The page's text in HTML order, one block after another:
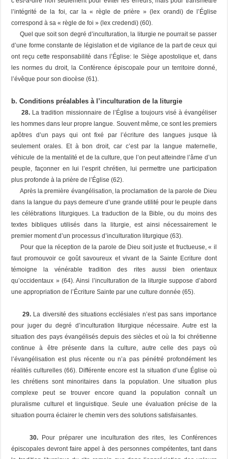
l’intégrité de la foi, car la « règle de prière » (lex orandi) de l’Église
correspond à sa « règle de foi » (lex credendi) (60).
Quel que soit son degré d’inculturation, la liturgie ne pourrait se passer
d’une forme constante de législation et de vigilance de la part de ceux qui
ont reçu cette responsabilité dans l’Église: le Siège apostolique et, dans
les normes du droit, la Conférence épiscopale pour un territoire donné,
l’évêque pour son diocèse (61).
b. Conditions préalables à l’inculturation de la liturgie
28. La tradition missionnaire de l’Église a toujours visé à évangéliser
les hommes dans leur propre langue. Souvent même, ce sont les premiers
apôtres d’un pays qui ont fixé par l’écriture des langues jusque là
seulement orales. Et à bon droit, car c’est par la langue maternelle,
véhicule de la mentalité et de la culture, que l’on peut atteindre l’âme d’un
peuple, façonner en lui l’esprit chrétien, lui permettre une participation
plus profonde à la prière de l’Église (62).
Après la première évangélisation, la proclamation de la parole de Dieu
dans la langue du pays demeure d’une grande utilité pour le peuple dans
les célébrations liturgiques. La traduction de la Bible, ou du moins des
textes bibliques utilisés dans la liturgie, est ainsi nécessairement le
premier moment d’un processus d’inculturation liturgique (63).
Pour que la réception de la parole de Dieu soit juste et fructueuse, « il
faut promouvoir ce goût savoureux et vivant de la Sainte Ecriture dont
témoigne la vénérable tradition des rites aussi bien orientaux
qu’occidentaux » (64). Ainsi l’inculturation de la liturgie suppose d’abord
une appropriation de l’Écriture Sainte par une culture donnée (65).
29. La diversité des situations ecclésiales n’est pas sans importance
pour juger du degré d’inculturation liturgique nécessaire. Autre est la
situation des pays évangélisés depuis des siècles et où la foi chrétienne
continue à être présente dans la culture, autre celle des pays où
l’évangélisation est plus récente ou n’a pas pénétré profondément les
réalités culturelles (66). Différente encore est la situation d’une Église où
les chrétiens sont minoritaires dans la population. Une situation plus
complexe peut se trouver encore quand la population connaît un
pluralisme culturel et linguistique. Seule une évaluation précise de la
situation pourra éclairer le chemin vers des solutions satisfaisantes.
30. Pour préparer une inculturation des rites, les Conférences
épiscopales devront faire appel à des personnes compétentes, tant dans